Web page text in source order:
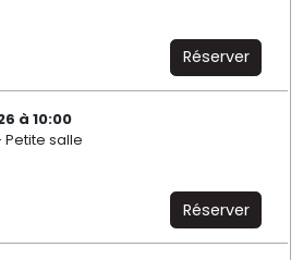
Réserver
à 10:00
salle
Réserver